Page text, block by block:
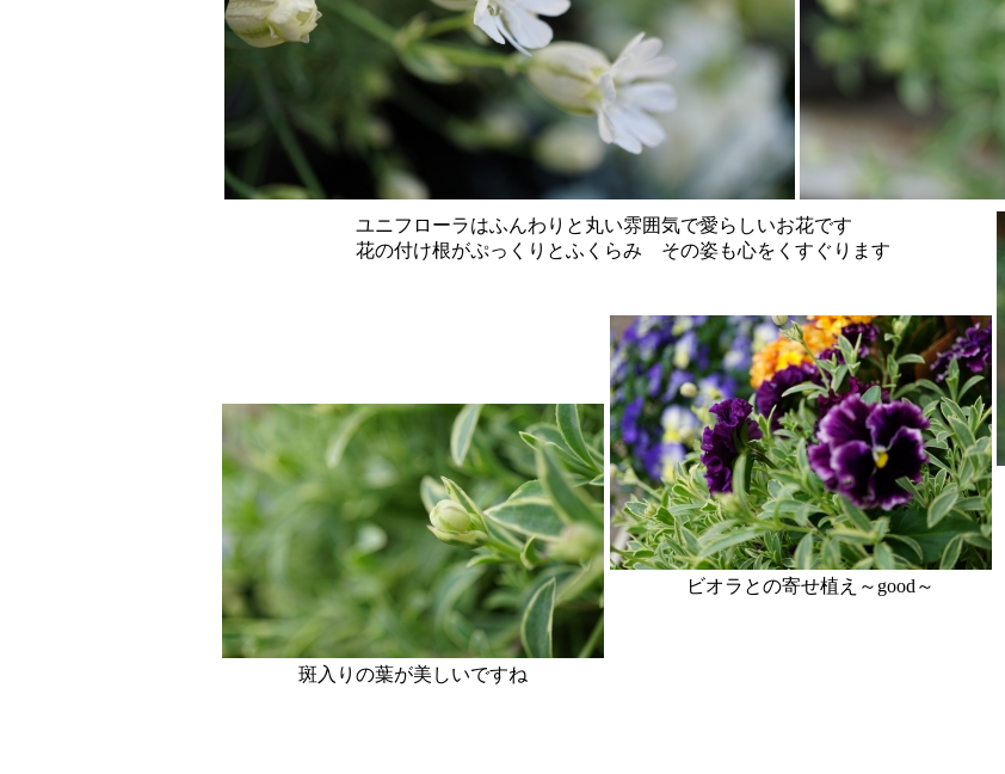
ユニフローラはふんわりと丸い雰囲気で愛らしいお花です
花の付け根がぷっくりとふくらみ その姿も心をくすぐります
斑入りの葉が美しいですね
ビオラとの寄せ植え～good～